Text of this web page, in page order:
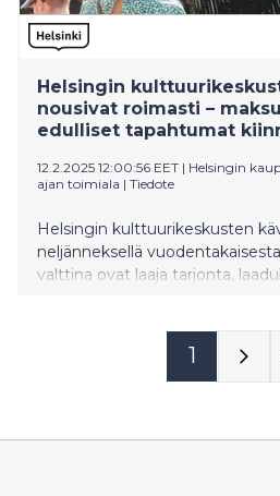
Helsingin
nousivat roimasti –
edulliset tapahtumat
12.2.2025 12:00:56 EET | Helsingin
ajan toimiala | Tiedote
Helsingin kulttuurikeskusten
neljänneksellä
valttina ovat laaja tarjonta,
1